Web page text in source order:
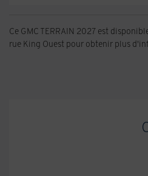
Ce GMC TERRAIN 2027 est
rue King Ouest pour obtenir plus